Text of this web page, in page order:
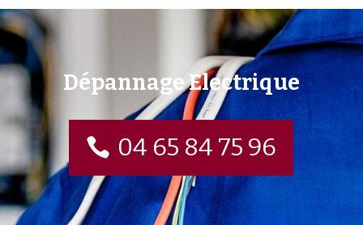
Dépannage Electrique
04 65 84 75 96